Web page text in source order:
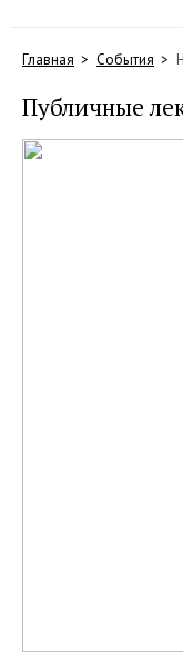
Главная События
Публичные